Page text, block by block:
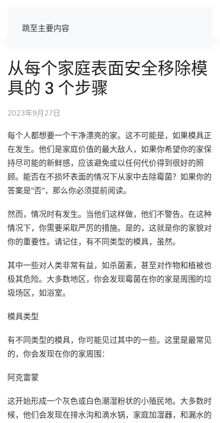
跳至主要内容
从每个家庭表面安全移除模
具的 3 个步骤
2023年9月27日
每个人都想要一个干净漂亮的家。这不可能是，如果模具正
在发生。他们是家庭价值的最大敌人，如果你希望你的家保
持尽可能的新鲜感，应该避免或以任何代价得到很好的照
顾。能否在不损坏表面的情况下从家中去除霉菌？如果你的
答案是"否"，那么你必须提前阅读。
然而，情况时有发生。当他们这样做，他们不警告。在这种
情况下，你需要采取严厉的措施。是的，这就是你的家貌对
你的重要性。请记住，有不同类型的模具，虽然。
其中一些对人类非常有益，如杀菌素，甚至对作物和植被也
极其危险。大多数地区，你会发现霉菌在你的家是周围的垃
圾场区，如浴室。
模具类型
有不同类型的模具，你可能见过其中的一些。这里是最常见
的，你会发现在你的家周围：
阿克雷蒙
这开始形成一个灰色或白色潮湿粉状的小殖民地。大多数时
候，他们会发现在排水沟和滴水锅，家庭加湿器，和漏水的